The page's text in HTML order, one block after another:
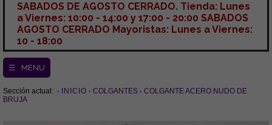
SABADOS DE AGOSTO CERRADO. Tienda: Lunes
a Viernes: 10:00 - 14:00 y 17:00 - 20:00 SABADOS
AGOSTO CERRADO Mayoristas: Lunes a Viernes:
10 - 18:00
☰ MENU
Sección actual: INICIO COLGANTES
COLGANTE ACERO NUDO DE
BRUJA